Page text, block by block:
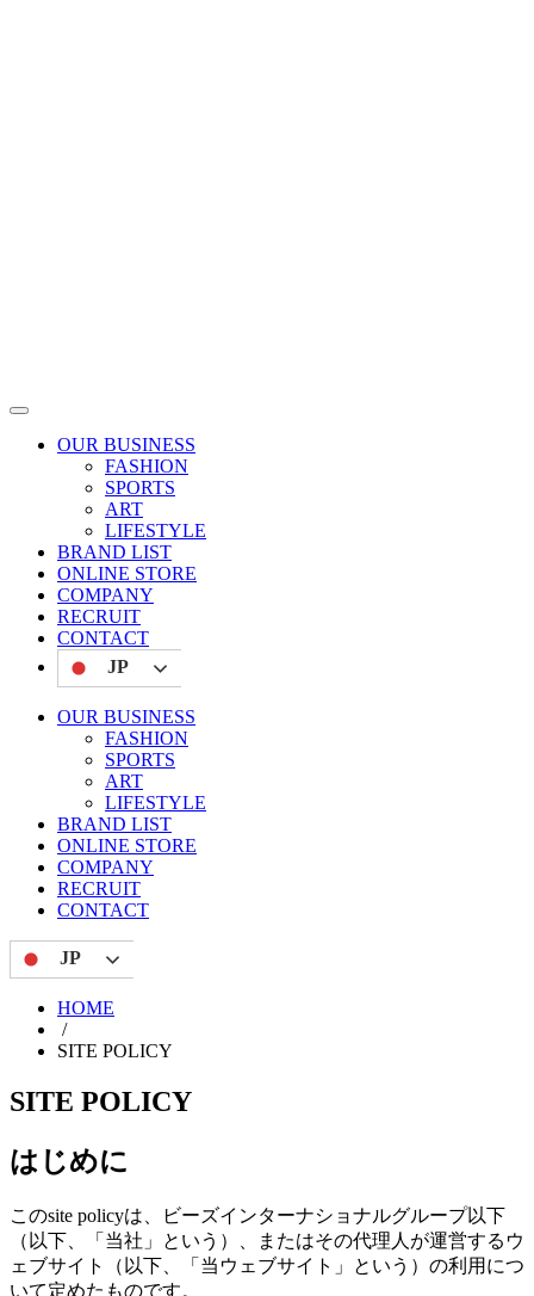
OUR BUSINESS
FASHION
SPORTS
ART
LIFESTYLE
BRAND LIST
ONLINE STORE
COMPANY
RECRUIT
CONTACT
JP
OUR BUSINESS
FASHION
SPORTS
ART
LIFESTYLE
BRAND LIST
ONLINE STORE
COMPANY
RECRUIT
CONTACT
JP
HOME
/
SITE POLICY
SITE POLICY
はじめに
このsite policyは、ビーズインターナショナルグループ以下
（以下、「当社」という）、またはその代理人が運営するウ
ェブサイト（以下、「当ウェブサイト」という）の利用につ
いて定めたものです。